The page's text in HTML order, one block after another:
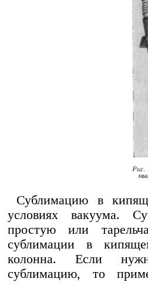
Сублимацию в
условиях вакуума.
простую или
сублимации в
колонна. Если
сублимацию, то